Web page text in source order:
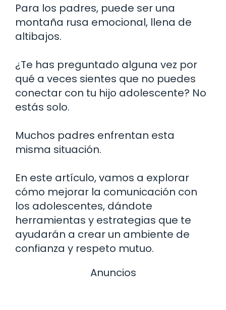
Para los padres, puede ser una
montaña rusa emocional, llena de
altibajos.
¿Te has preguntado alguna vez por
qué a veces sientes que no puedes
conectar con tu hijo adolescente? No
estás solo.
Muchos padres enfrentan esta
misma situación.
En este artículo, vamos a explorar
cómo mejorar la comunicación con
los adolescentes, dándote
herramientas y estrategias que te
ayudarán a crear un ambiente de
confianza y respeto mutuo.
Anuncios